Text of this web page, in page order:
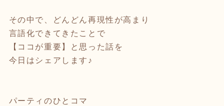
その中で、どんどん再現性が高まり
言語化できてきたことで
【ココが重要】と思った話を
今日はシェアします♪
パーティのひとコマ